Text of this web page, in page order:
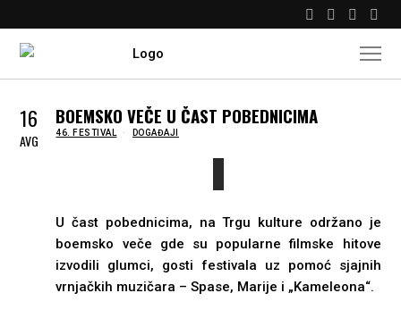
16
AVG
BOEMSKO VEČE U ČAST POBEDNICIMA
IN
46. FESTIVAL DOGAĐAJI
U čast pobednicima, na Trgu kulture održano je
boemsko veče gde su popularne filmske hitove
izvodili glumci, gosti festivala uz pomoć sjajnih
vrnjačkih muzičara – Spase, Marije i „Kameleona“.